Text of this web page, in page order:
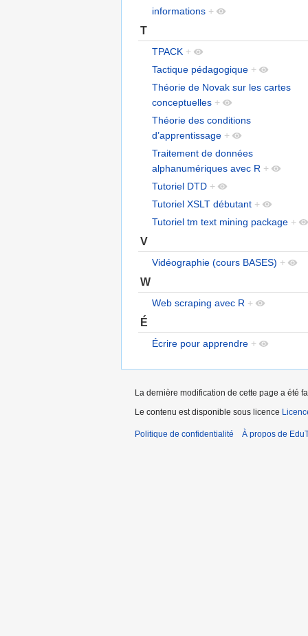
informations +
T
TPACK +
Tactique pédagogique +
Théorie de Novak sur les cartes
conceptuelles +
Théorie des conditions
d’apprentissage +
Traitement de données
alphanumériques avec R +
Tutoriel DTD +
Tutoriel XSLT débutant +
Tutoriel tm text mining package +
V
Vidéographie (cours BASES) +
W
Web scraping avec R +
É
Écrire pour apprendre +
La dernière modification de cette page a été
Le contenu est disponible sous licence
Politique de confidentialité À propos de